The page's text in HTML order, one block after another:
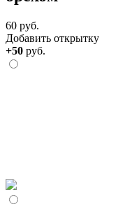
60 руб.
Добавить открытку
+50 руб.